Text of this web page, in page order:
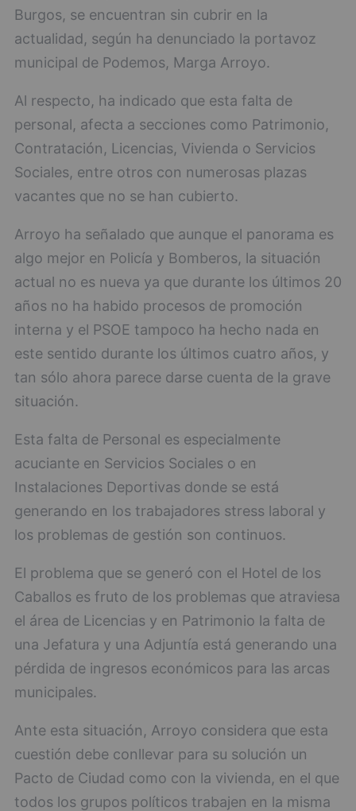
Burgos, se encuentran sin cubrir en la
actualidad, según ha denunciado la portavoz
municipal de Podemos, Marga Arroyo.
Al respecto, ha indicado que esta falta de
personal, afecta a secciones como Patrimonio,
Contratación, Licencias, Vivienda o Servicios
Sociales, entre otros con numerosas plazas
vacantes que no se han cubierto.
Arroyo ha señalado que aunque el panorama es
algo mejor en Policía y Bomberos, la situación
actual no es nueva ya que durante los últimos 20
años no ha habido procesos de promoción
interna y el PSOE tampoco ha hecho nada en
este sentido durante los últimos cuatro años, y
tan sólo ahora parece darse cuenta de la grave
situación.
Esta falta de Personal es especialmente
acuciante en Servicios Sociales o en
Instalaciones Deportivas donde se está
generando en los trabajadores stress laboral y
los problemas de gestión son continuos.
El problema que se generó con el Hotel de los
Caballos es fruto de los problemas que atraviesa
el área de Licencias y en Patrimonio la falta de
una Jefatura y una Adjuntía está generando una
pérdida de ingresos económicos para las arcas
municipales.
Ante esta situación, Arroyo considera que esta
cuestión debe conllevar para su solución un
Pacto de Ciudad como con la vivienda, en el que
todos los grupos políticos trabajen en la misma